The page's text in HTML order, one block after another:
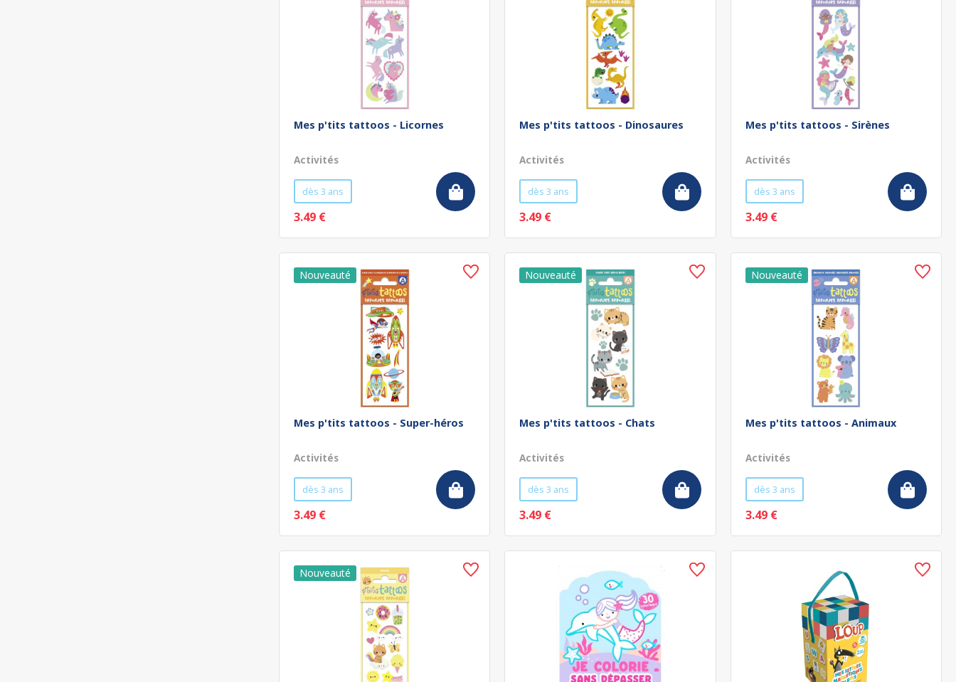
Mes p'tits tattoos - Licornes
Activités
dès 3 ans
3.49 €
Mes p'tits tattoos - Dinosaures
Activités
dès 3 ans
3.49 €
Mes p'tits tattoos - Sirènes
Activités
dès 3 ans
3.49 €
Mes p'tits tattoos - Super-héros
Activités
dès 3 ans
3.49 €
Mes p'tits tattoos - Chats
Activités
dès 3 ans
3.49 €
Mes p'tits tattoos - Animaux
Activités
dès 3 ans
3.49 €